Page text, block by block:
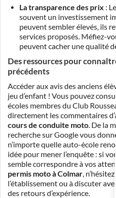
La transparence des prix :
souvent un investissement
peuvent sembler élevés, ils
services proposés. Méfiez-
peuvent cacher une qualité
Des ressources pour
précédents
Accéder aux avis des anciens
jeu d’enfant ! Vous pouvez
écoles membres du Club
directement les commentaires
cours de conduite moto. De la
recherche sur Google vous
n’importe quelle auto-école
idée pour mener l’enquête : si
semble correspondre à vos
permis moto à Colmar,
l’établissement ou à discuter
des retours d’expérience.